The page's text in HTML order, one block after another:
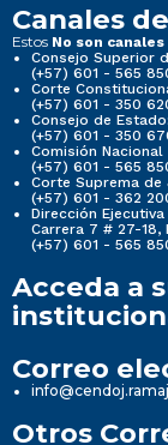
Canales
Estos No son
Consejo Superior
(+57) 601 - 565
Corte
(+57) 601 - 350
Consejo de Estado:
(+57) 601 - 350
Comisión
(+57) 601 - 565
Corte Suprema de
(+57) 601 - 362
Dirección
Carrera 7 # 27-18,
(+57) 601 - 565
Acceda a
Correo
Otros